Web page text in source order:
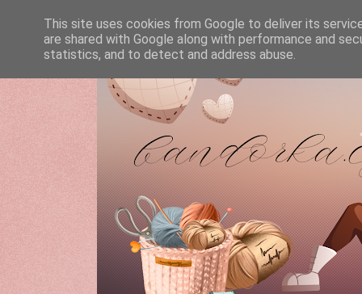
This site uses cookies from Google to deliver its
are shared with Google along with performance and
statistics, and to detect and address abuse.